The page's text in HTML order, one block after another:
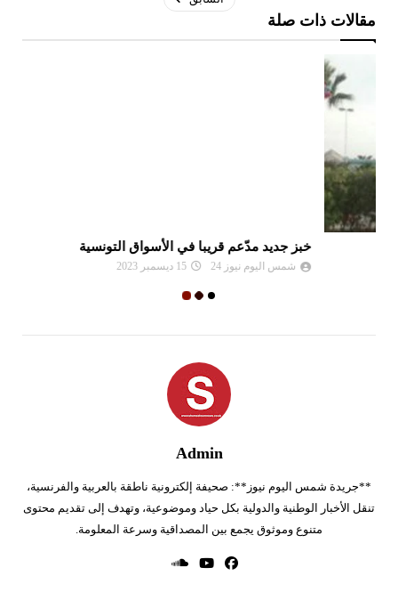
مقالات ذات صلة
خبز جديد مدّعم قريبا في الأسواق التونسية
شمس اليوم نيوز 24 15 ديسمبر 2023
Admin
**جريدة شمس اليوم نيوز**: صحيفة إلكترونية ناطقة بالعربية والفرنسية،
تنقل الأخبار الوطنية والدولية بكل حياد وموضوعية، وتهدف إلى تقديم محتوى
متنوع وموثوق يجمع بين المصداقية وسرعة المعلومة.